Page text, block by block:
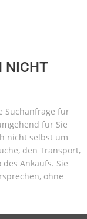
NICHT
Suchanfrage für
für Sie
nicht selbst um
den Transport,
Ankaufs. Sie
ohne